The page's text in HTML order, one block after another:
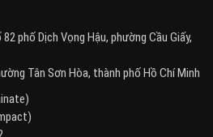
phố Dịch Vọng Hậu, phường Cầu Giấy,
Tân Sơn Hòa, thành phố Hồ Chí Minh